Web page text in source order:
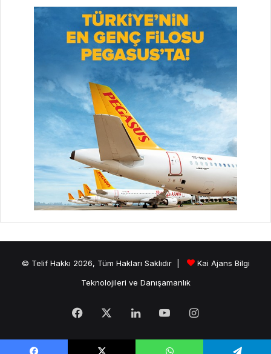
© Telif Hakkı 2026, Tüm Hakları Saklıdır |
Kai Ajans Bilgi
Teknolojileri ve Danışamanlık
Facebook LinkedInYouTubeInstagram